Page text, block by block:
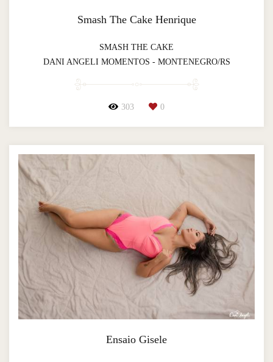
Smash The Cake Henrique
SMASH THE CAKE
DANI ANGELI MOMENTOS - MONTENEGRO/RS
303 0
Ensaio Gisele